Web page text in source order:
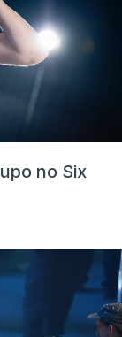
no Six